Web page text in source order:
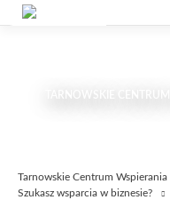
Przejdź
do
Przejdź
do
Przejdź
do
TARNOWSKIE
Tarnowskie Centrum Wspierania
Szukasz wsparcia w biznesie?